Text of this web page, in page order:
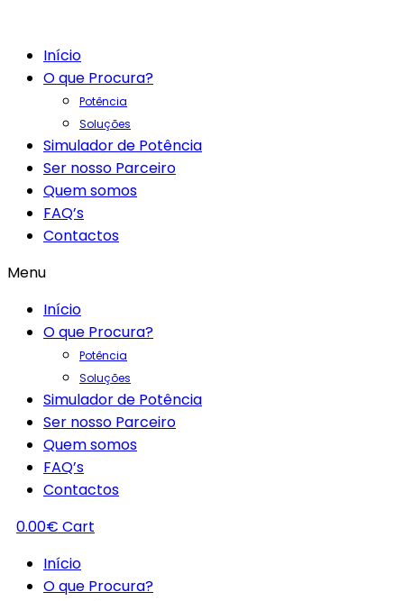
Início
O que Procura?
Potência
Soluções
Simulador de Potência
Ser nosso Parceiro
Quem somos
FAQ’s
Contactos
Menu
Início
O que Procura?
Potência
Soluções
Simulador de Potência
Ser nosso Parceiro
Quem somos
FAQ’s
Contactos
0.00€ Cart
Início
O que Procura?